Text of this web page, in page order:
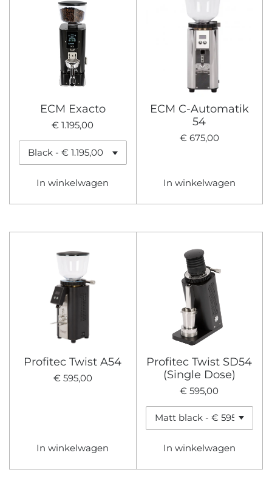
ECM Exacto
€ 1.195,00
In winkelwagen
ECM C-Automatik
54
€ 675,00
In winkelwagen
Profitec Twist A54
€ 595,00
In winkelwagen
Profitec Twist SD54
(Single Dose)
€ 595,00
In winkelwagen